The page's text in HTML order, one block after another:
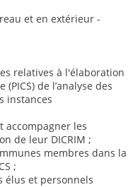
et en extérieur -
relatives à l'élaboration
de l’analyse des
instances
accompagner les
de leur DICRIM ;
membres dans la
;
élus et personnels